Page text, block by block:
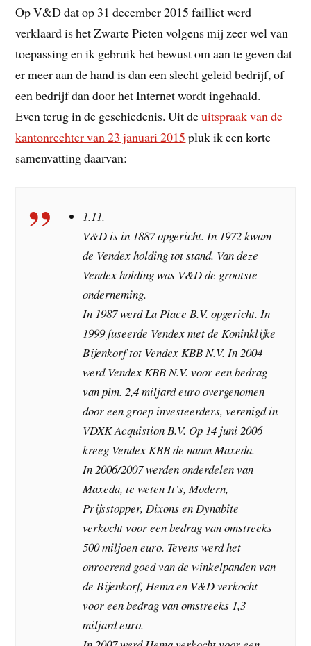
Op V&D dat op 31 december 2015 failliet werd
verklaard is het Zwarte Pieten volgens mij zeer wel van
toepassing en ik gebruik het bewust om aan te geven dat
er meer aan de hand is dan een slecht geleid bedrijf, of
een bedrijf dan door het Internet wordt ingehaald.
Even terug in de geschiedenis. Uit deuitspraak van de
kantonrechter van 23 januari 2015 pluk ik een korte
samenvatting daarvan:
1.11.
V&D is in 1887 opgericht. In 1972 kwam
de Vendex holding tot stand. Van deze
Vendex holding was V&D de grootste
onderneming.
In 1987 werd La Place B.V. opgericht. In
1999 fuseerde Vendex met de Koninklijke
Bijenkorf tot Vendex KBB N.V. In 2004
werd Vendex KBB N.V. voor een bedrag
van plm. 2,4 miljard euro overgenomen
door een groep investeerders, verenigd in
VDXK Acquistion B.V. Op 14 juni 2006
kreeg Vendex KBB de naam Maxeda.
In 2006/2007 werden onderdelen van
Maxeda, te weten It’s, Modern,
Prijsstopper, Dixons en Dynabite
verkocht voor een bedrag van omstreeks
500 miljoen euro. Tevens werd het
onroerend goed van de winkelpanden van
de Bijenkorf, Hema en V&D verkocht
voor een bedrag van omstreeks 1,3
miljard euro.